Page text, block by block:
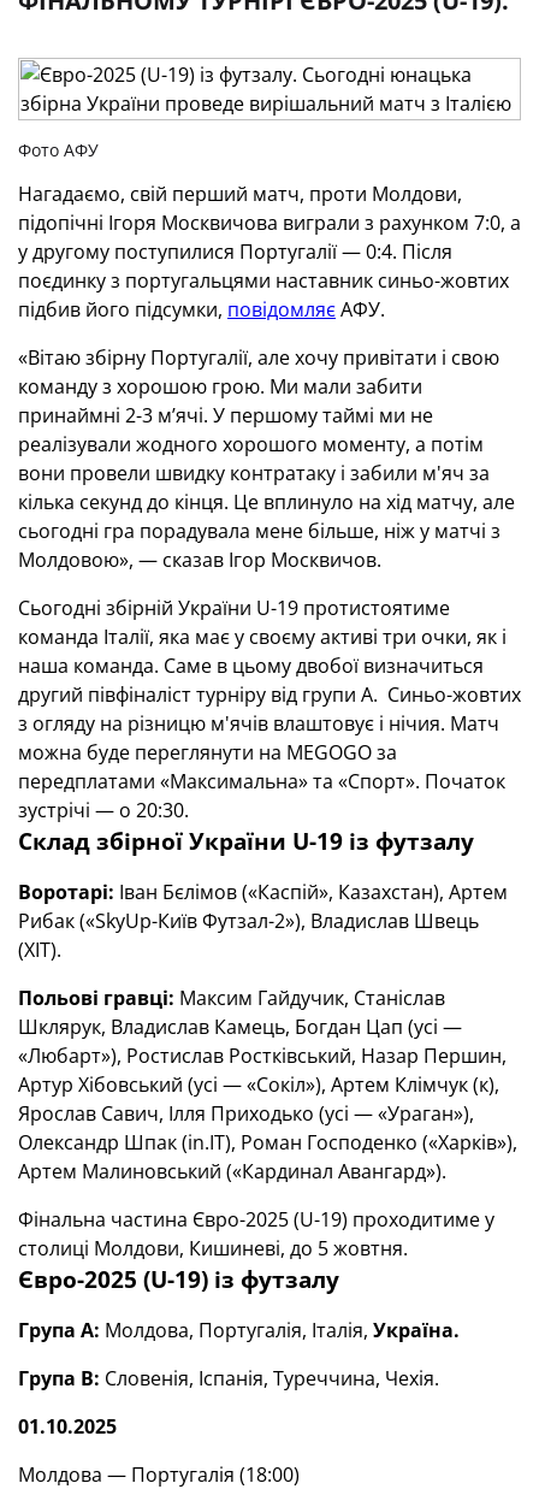
Фото АФУ
Нагадаємо, свій перший матч, проти Молдови,
підопічні Ігоря Москвичова виграли з рахунком 7:0, а
у другому поступилися Португалії — 0:4. Після
поєдинку з португальцями наставник синьо-жовтих
підбив його підсумки, повідомляєАФУ.
«Вітаю збірну Португалії, але хочу привітати і свою
команду з хорошою грою. Ми мали забити
принаймні 2-3 мʼячі. У першому таймі ми не
реалізували жодного хорошого моменту, а потім
вони провели швидку контратаку і забили м'яч за
кілька секунд до кінця. Це вплинуло на хід матчу, але
сьогодні гра порадувала мене більше, ніж у матчі з
Молдовою», — сказав Ігор Москвичов.
Сьогодні збірній України U-19 протистоятиме
команда Італії, яка має у своєму активі три очки, як і
наша команда. Саме в цьому двобої визначиться
другий півфіналіст турніру від групи А. Синьо-жовтих
з огляду на різницю м'ячів влаштовує і нічия. Матч
можна буде переглянути на MEGOGO за
передплатами «Максимальна» та «Спорт». Початок
зустрічі — о 20:30.
Склад збірної України U-19 із футзалу
Воротарі: Іван Бєлімов («Каспій», Казахстан), Артем
Рибак («SkyUp-Київ Футзал-2»), Владислав Швець
(ХІТ).
Польові гравці: Максим Гайдучик, Станіслав
Шклярук, Владислав Камець, Богдан Цап (усі —
«Любарт»), Ростислав Ростківський, Назар Першин,
Артур Хібовський (усі — «Сокіл»), Артем Клімчук (к),
Ярослав Савич, Ілля Приходько (усі — «Ураган»),
Олександр Шпак (in.IT), Роман Господенко («Харків»),
Артем Малиновський («Кардинал Авангард»).
Фінальна частина Євро-2025 (U-19) проходитиме у
столиці Молдови, Кишиневі, до 5 жовтня.
Євро-2025 (U-19) із футзалу
Група А: Молдова, Португалія, Італія, Україна.
Група В: Словенія, Іспанія, Туреччина, Чехія.
01.10.2025
Молдова — Португалія (18:00)